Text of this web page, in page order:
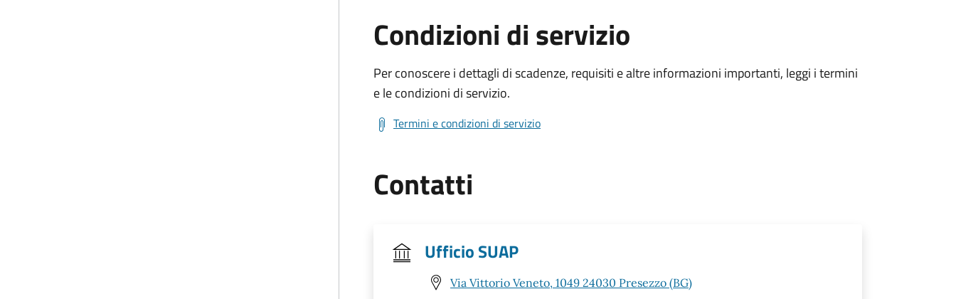
Condizioni di servizio
Per conoscere i dettagli di scadenze, requisiti e altre informazioni importanti, leggi i termini
e le condizioni di servizio.
Termini e condizioni di servizio
Contatti
Ufficio SUAP
Via Vittorio Veneto, 1049 24030 Presezzo (BG)